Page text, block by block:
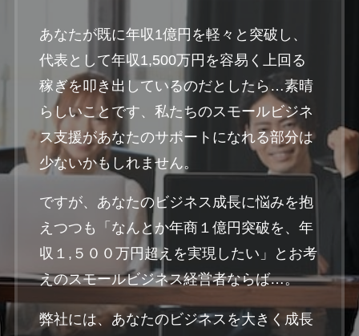
あなたが既に年収1億円を軽々と突破し、
代表として年収1,500万円を容易く上回る
稼ぎを叩き出しているのだとしたら…素晴
らしいことです、私たちのスモールビジネ
ス支援があなたのサポートになれる部分は
少ないかもしれません。
ですが、あなたのビジネス成長に悩みを抱
えつつも「なんとか年商１億円突破を、年
収１,５００万円超えを実現したい」とお考
えのスモールビジネス経営者ならば…。
弊社には、あなたのビジネスを大きく成長